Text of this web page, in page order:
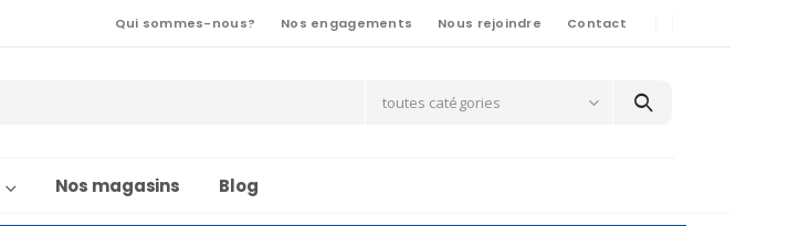
Qui sommes-nous? Nos engagements Nous rejoindre Contact
toutes catégories
Nos magasins Blog